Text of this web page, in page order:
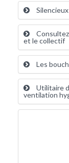
et le collectif
Les
Utilitaire
ventilation